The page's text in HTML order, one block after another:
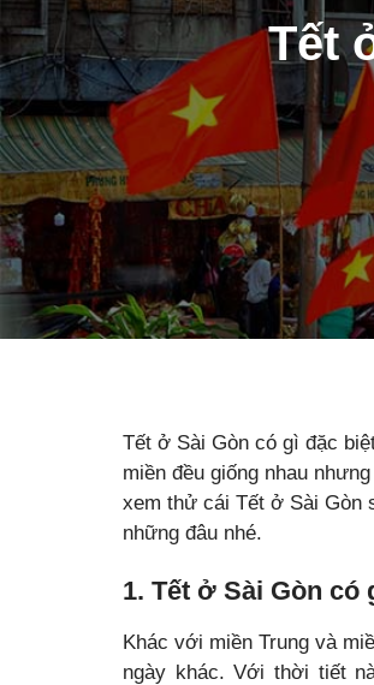
Tết
Tết ở Sài Gòn có gì đặc
miền đều giống nhau
xem thử cái Tết ở Sài Gòn
những đâu nhé.
1. Tết ở Sài Gòn có
Khác với miền Trung và
ngày khác. Với thời tiết